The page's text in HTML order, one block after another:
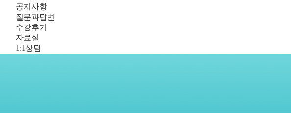
공지사항
질문과답변
수강후기
자료실
1:1상담